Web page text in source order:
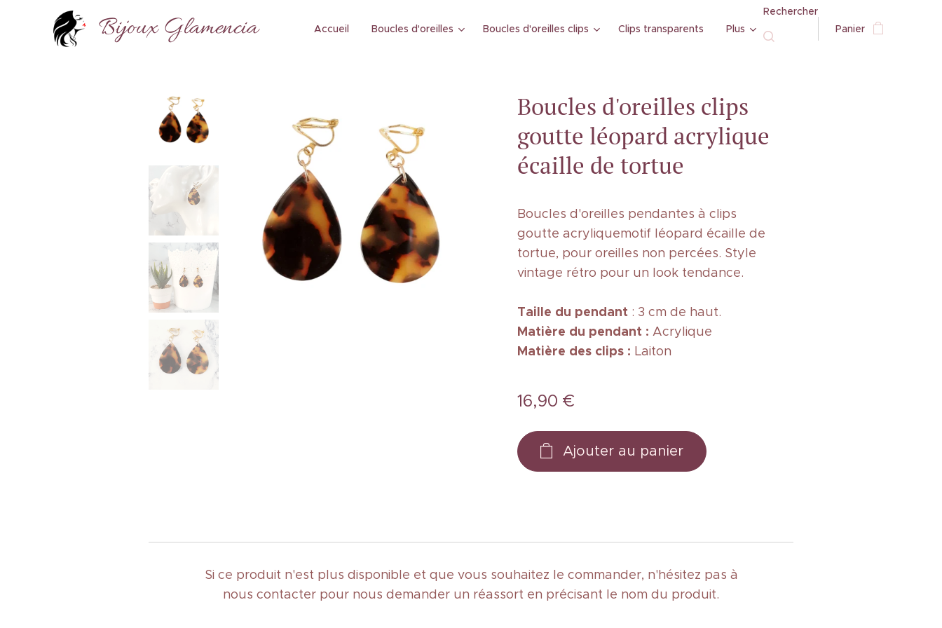
Bijoux Glamencia Accueil Boucles d'oreilles Boucles d'oreilles clips Clips transparents Plus
Rechercher
Panier
Boucles d'oreilles clips
goutte léopard acrylique
écaille de tortue
Boucles d'oreilles pendantes à clips
goutte acryliquemotif léopard écaille de
tortue, pour oreilles non percées. Style
vintage rétro pour un look tendance.
Taille du pendant : 3 cm de haut.
Matière du pendant : Acrylique
Matière des clips : Laiton
16,90 €
Ajouter au panier
Si ce produit n'est plus disponible et que vous souhaitez le commander, n'hésitez pas à
nous contacter pour nous demander un réassort en précisant le nom du produit.